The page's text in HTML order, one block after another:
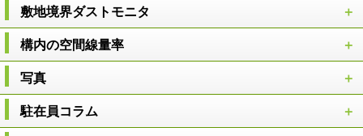
敷地境界ダストモニタ
構内の空間線量率
写真
駐在員コラム